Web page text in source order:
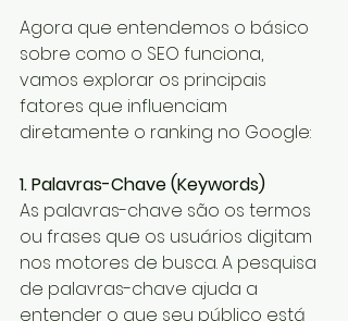
Agora que entendemos o básico
sobre como o SEO funciona,
vamos explorar os principais
fatores que influenciam
diretamente o ranking no Google:
1. Palavras-Chave (Keywords)
As palavras-chave são os termos
ou frases que os usuários digitam
nos motores de busca. A pesquisa
de palavras-chave ajuda a
entender o que seu público está